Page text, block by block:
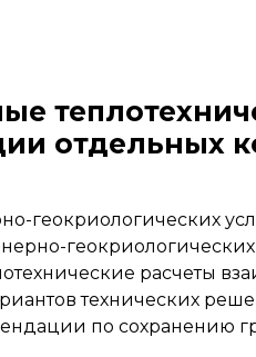
отдельных
геокриологических
расчеты
технических
по сохранению